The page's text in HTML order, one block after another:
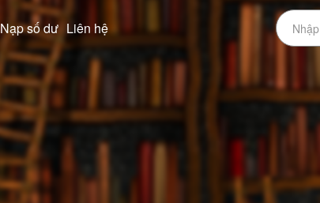
Nạp số dư Liên hệ